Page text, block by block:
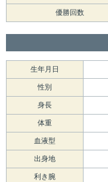
優勝回数
生年月日
性別
身長
体重
血液型
出身地
利き腕